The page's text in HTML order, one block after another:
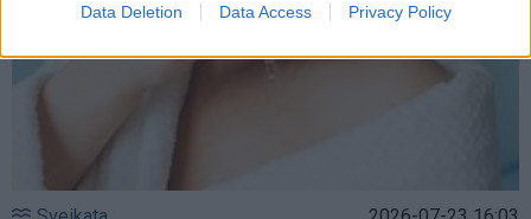
Data Deletion Data Access Privacy Policy